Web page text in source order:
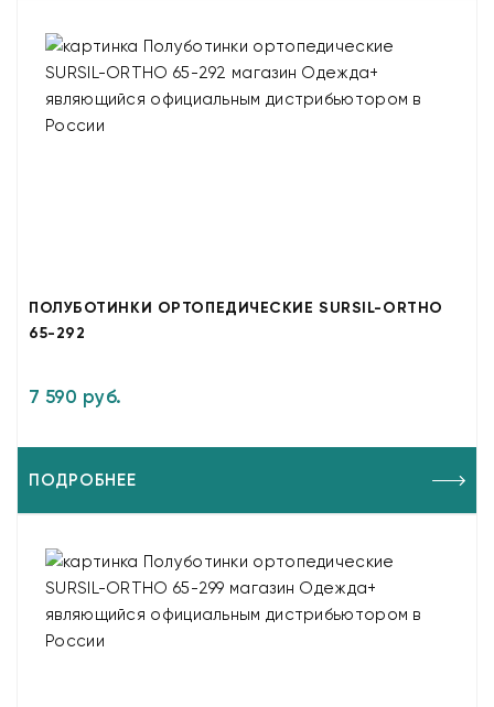
ПОЛУБОТИНКИ ОРТОПЕДИЧЕСКИЕ SURSIL-ORTHO
65-292
7 590 руб.
ПОДРОБНЕЕ